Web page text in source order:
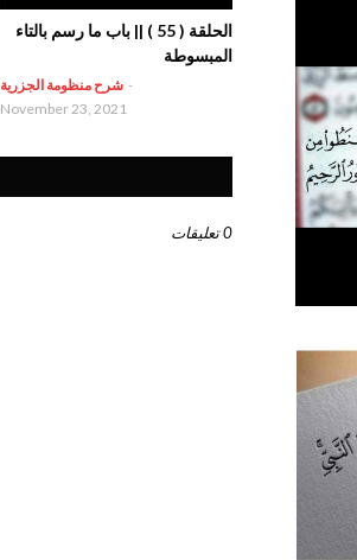
الحلقة ( 55 ) || باب ما رسم بالتاء
المبسوطة
شرح منظومة الجزرية -
November 23, 2021
0 تعليقات